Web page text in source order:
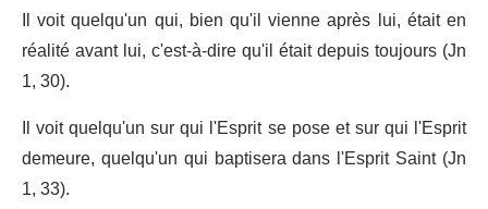
Il voit quelqu'un qui, bien qu'il vienne après lui, était en
réalité avant lui, c'est-à-dire qu'il était depuis toujours (Jn
1, 30).
Il voit quelqu'un sur qui l'Esprit se pose et sur qui l'Esprit
demeure, quelqu'un qui baptisera dans l'Esprit Saint (Jn
1, 33).